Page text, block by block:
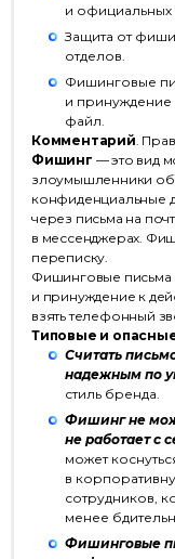
и официальных
Защита от
отделов.
Фишинговые
и принуждение
файл.
Комментарий.
Фишинг — это вид
злоумышленники
конфиденциальные
через письма на
в мессенджерах.
переписку.
Фишинговые письма
и принуждение к
взять телефонный
Типовые и
Считать
надежным по
стиль бренда.
Фишинг не
не работает с
может
в
сотрудников,
менее
Фишинговые